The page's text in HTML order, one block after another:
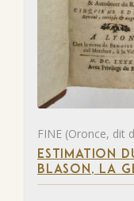
FINE (Oronce, dit
ESTIMATION
BLASON, LA